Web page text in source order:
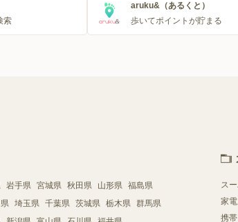
索
aruku&（あるくと）
歩いてポイントが貯まる
岩手県 宮城県 秋田県 山形県 福島県
埼玉県 千葉県 茨城県 栃木県 群馬県
ス
家
携